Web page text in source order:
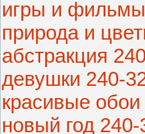
игры и
природа и
абстракция
девушки 240-
красивые
новый год 240-